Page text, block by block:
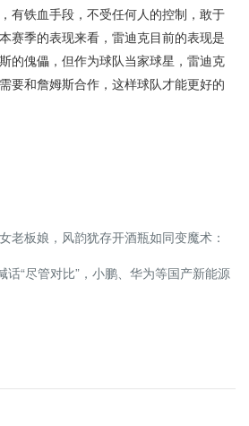
有铁血手段，不受任何人的控制，敢于
赛季的表现来看，雷迪克目前的表现是
的傀儡，但作为球队当家球星，雷迪克
要和詹姆斯合作，这样球队才能更好的
老板娘，风韵犹存开酒瓶如同变魔术：
话“尽管对比”，小鹏、华为等国产新能源